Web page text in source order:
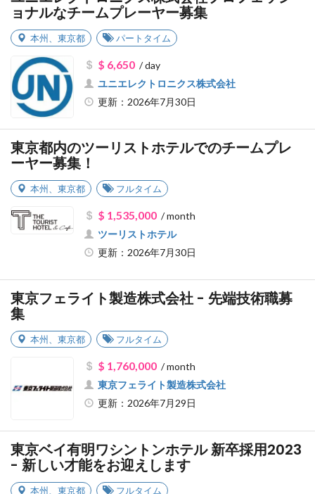
ョナルなチームプレーヤー募集
本州 東京都 パートタイム
$ 6,650/ day
ユニエレクトロニクス株式会社
更新：2026年7月30日
東京都内のツーリストホテルでのチームプレ
ーヤー募集！
本州 東京都 フルタイム
$ 1,535,000/ month
ツーリストホテル
更新：2026年7月30日
東京フェライト製造株式会社 - 先端技術職募
集
本州 東京都 フルタイム
$ 1,760,000/ month
東京フェライト製造株式会社
更新：2026年7月29日
東京ベイ有明ワシントンホテル 新卒採用2023
- 新しい才能をお迎えします
本州 東京都 フルタイム